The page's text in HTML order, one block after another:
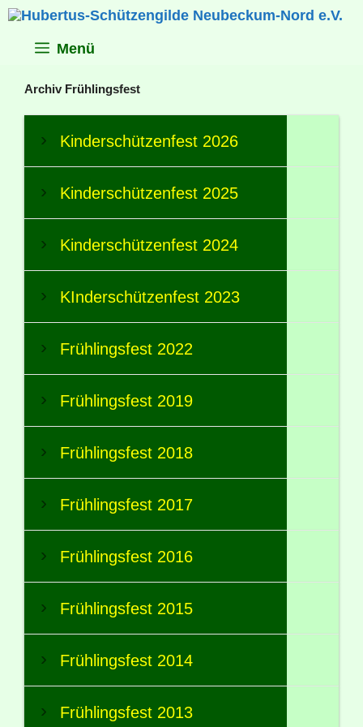
Zum
Inhalt
Menü
Archiv Frühlingsfest
Kinderschützenfest 2026
Kinderschützenfest 2025
Kinderschützenfest 2024
KInderschützenfest 2023
Frühlingsfest 2022
Frühlingsfest 2019
Frühlingsfest 2018
Frühlingsfest 2017
Frühlingsfest 2016
Frühlingsfest 2015
Frühlingsfest 2014
Frühlingsfest 2013